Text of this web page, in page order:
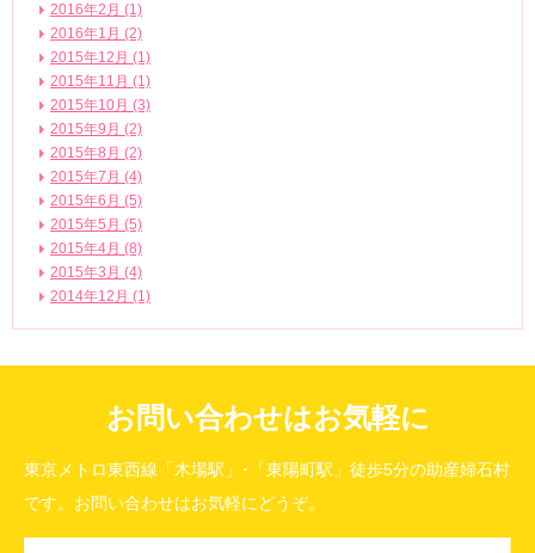
2016年2月 (1)
2016年1月 (2)
2015年12月 (1)
2015年11月 (1)
2015年10月 (3)
2015年9月 (2)
2015年8月 (2)
2015年7月 (4)
2015年6月 (5)
2015年5月 (5)
2015年4月 (8)
2015年3月 (4)
2014年12月 (1)
お問い合わせはお気軽に
東京メトロ東西線「木場駅」･「東陽町駅」徒歩5分の助産婦石村
です。お問い合わせはお気軽にどうぞ。